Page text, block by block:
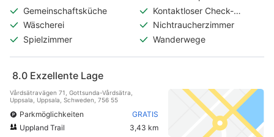
Gemeinschaftsküche
Kontaktloser Check-
in/Check-out
Wäscherei
Nichtraucherzimmer
Spielzimmer
Wanderwege
8.0 Exzellente Lage
Vårdsätravägen 71, Gottsunda-Vårdsätra,
Uppsala, Uppsala, Schweden, 756 55
Parkmöglichkeiten
GRATIS
Uppland Trail
3,43 km